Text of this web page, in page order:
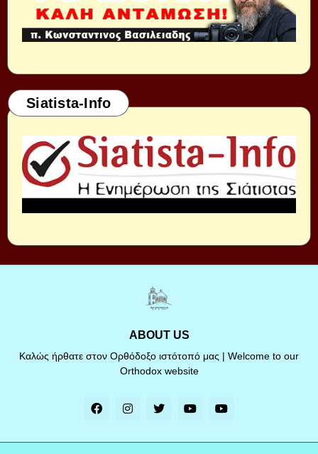
Siatista-Info
ABOUT US
Καλώς ήρθατε στον Ορθόδοξο ιστότοπό μας | Welcome to our
Orthodox website